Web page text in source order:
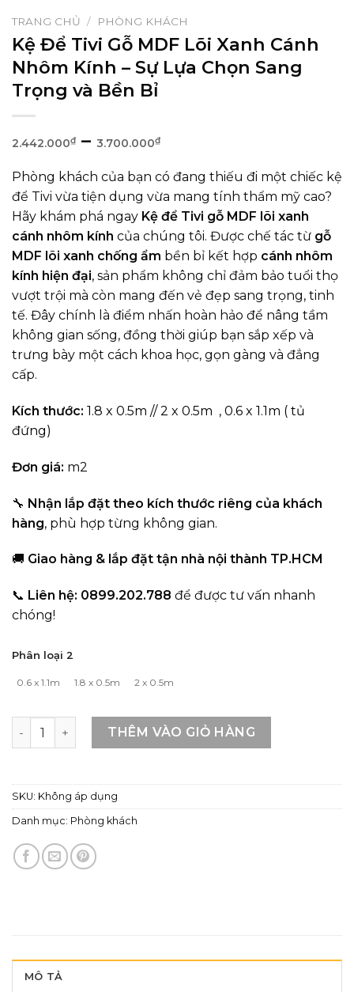
TRANG CHỦ / PHÒNG KHÁCH
Kệ Để Tivi Gỗ MDF Lõi Xanh Cánh
Nhôm Kính – Sự Lựa Chọn Sang
Trọng và Bền Bỉ
2.442.000₫ – 3.700.000₫Khoảng
từ
2.442.000₫
đến
3.700.000₫
Phòng khách của bạn có đang thiếu đi một chiếc kệ
để Tivi vừa tiện dụng vừa mang tính thẩm mỹ cao?
Hãy khám phá ngay Kệ để Tivi gỗ MDF lõi xanh
cánh nhôm kính của chúng tôi. Được chế tác từ gỗ
MDF lõi xanh chống ẩm bền bỉ kết hợp cánh nhôm
kính hiện đại, sản phẩm không chỉ đảm bảo tuổi thọ
vượt trội mà còn mang đến vẻ đẹp sang trọng, tinh
tế. Đây chính là điểm nhấn hoàn hảo để nâng tầm
không gian sống, đồng thời giúp bạn sắp xếp và
trưng bày một cách khoa học, gọn gàng và đẳng
cấp.
Kích thước: 1.8 x 0.5m // 2 x 0.5m , 0.6 x 1.1m ( tủ
đứng)
Đơn giá: m2
🔧 Nhận lắp đặt theo kích thước riêng của khách
hàng, phù hợp từng không gian.
🚚 Giao hàng & lắp đặt tận nhà nội thành TP.HCM
📞 Liên hệ: 0899.202.788 để được tư vấn nhanh
chóng!
Phân loại 2
0.6 x 1.1m 1.8 x 0.5m 2 x 0.5m
Kệ Để Tivi Gỗ MDF Lõi Xanh Cánh Nhôm Kính – Sự Lựa
THÊM VÀO GIỎ HÀNG
SKU: Không áp dụng
Danh mục: Phòng khách
MÔ TẢ